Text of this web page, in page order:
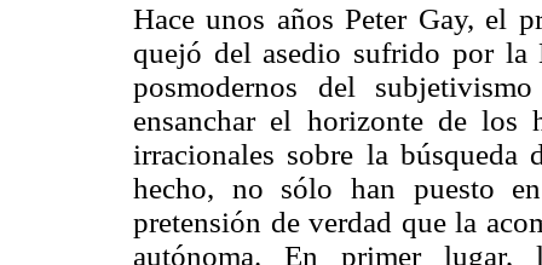
Hace unos años Peter Gay, el
quejó del asedio sufrido por la
posmodernos del
ensanchar el horizonte de los
irracionales sobre la
hecho, no sólo han puesto
pretensión de verdad que la
autónoma. En primer lugar,